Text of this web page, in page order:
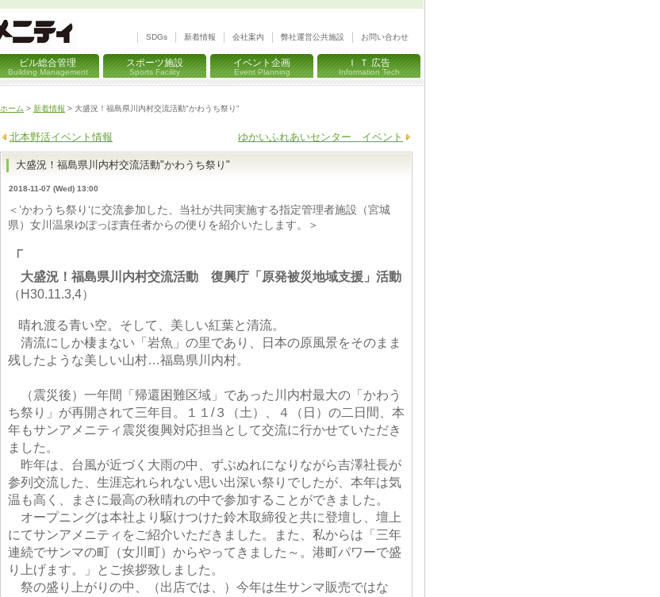
ビル総合管理
Building Management
スポーツ施設
Sports Facility
イベント企画
Event Planning
Ｉ Ｔ 広告
Information Tech
SDGs 新着情報 会社案内 弊社運営公共施設 お問い合わせ
ホーム > 新着情報 > 大盛況！福島県川内村交流活動"かわうち祭り"
北本野活イベント情報 ゆかいふれあいセンター イベント
大盛況！福島県川内村交流活動"かわうち祭り"
2018-11-07 (Wed) 13:00
＜’かわうち祭り‘に交流参加した、当社が共同実施する指定管理者施設（宮城
県）女川温泉ゆぽっぽ責任者からの便りを紹介いたします。＞
「
大盛況！福島県川内村交流活動 復興庁「原発被災地域支援」活動
（H30.11.3,4）
晴れ渡る青い空。そして、美しい紅葉と清流。
清流にしか棲まない「岩魚」の里であり、日本の原風景をそのまま
残したような美しい山村…福島県川内村。
（震災後）一年間「帰還困難区域」であった川内村最大の「かわう
ち祭り」が再開されて三年目。１１/３（土）、４（日）の二日間、本
年もサンアメニティ震災復興対応担当として交流に行かせていただき
ました。
昨年は、台風が近づく大雨の中、ずぶぬれになりながら吉澤社長が
参列交流した、生涯忘れられない思い出深い祭りでしたが、本年は気
温も高く、まさに最高の秋晴れの中で参加することができました。
オープニングは本社より駆けつけた鈴木取締役と共に登壇し、壇上
にてサンアメニティをご紹介いただきました。また、私からは「三年
連続でサンマの町（女川町）からやってきました～。港町パワーで盛
り上げます。」とご挨拶致しました。
祭の盛り上がりの中、（出店では、）今年は生サンマ販売ではな